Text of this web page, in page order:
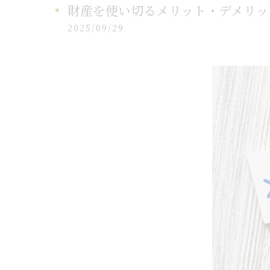
財産を使い切るメリット・デメリ
2025/09/29